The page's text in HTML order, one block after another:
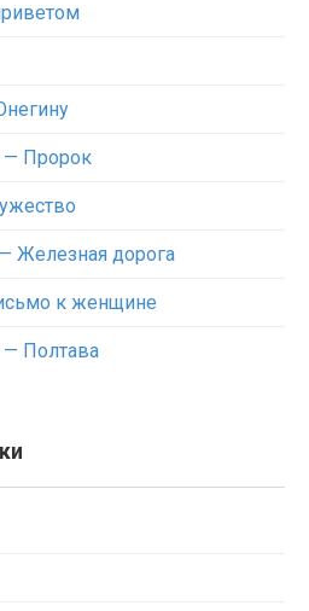
— Пророк
Железная дорога
к женщине
Полтава